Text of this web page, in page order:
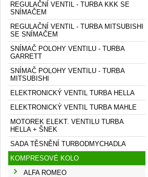
REGULAČNÍ VENTIL - TURBA KKK SE
SNÍMAČEM
REGULAČNÍ VENTIL - TURBA MITSUBISHI
SE SNÍMAČEM
SNÍMAČ POLOHY VENTILU - TURBA
GARRETT
SNÍMAČ POLOHY VENTILU - TURBA
MITSUBISHI
ELEKTRONICKÝ VENTIL TURBA HELLA
ELEKTRONICKÝ VENTIL TURBA MAHLE
MOTOREK ELEKT. VENTILU TURBA
HELLA + ŠNEK
SADA TĚSNĚNÍ TURBODMYCHADLA
KOMPRESOVÉ KOLO
ALFA ROMEO